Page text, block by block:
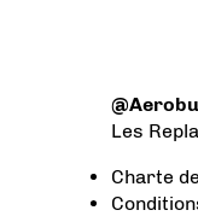
Les
Charte